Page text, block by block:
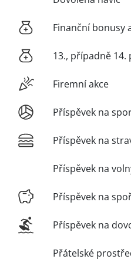
Finanční bonusy
13., případně 14.
Firemní akce
Příspěvek na
Příspěvek na
Příspěvek na
Příspěvek na
Příspěvek na
Přátelské